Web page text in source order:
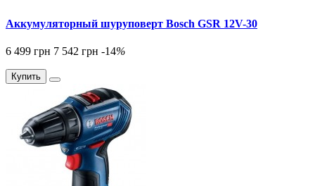
Аккумуляторный шуруповерт Bosch GSR 12V-30
6 499 грн 7 542 грн -14%
Купить